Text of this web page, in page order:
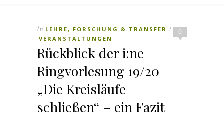
0
In LEHRE, FORSCHUNG & TRANSFER /
VERANSTALTUNGEN
Rückblick der i:ne
Ringvorlesung 19/20
„Die Kreisläufe
schließen“ – ein Fazit